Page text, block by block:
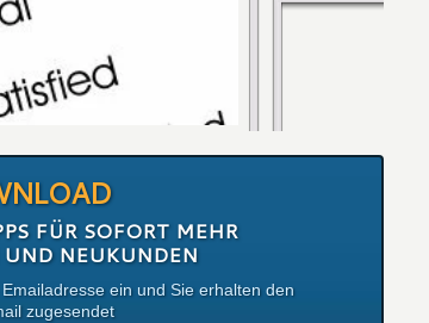
FÜR SOFORT MEHR
UND NEUKUNDEN
ein und Sie erhalten den
zugesendet